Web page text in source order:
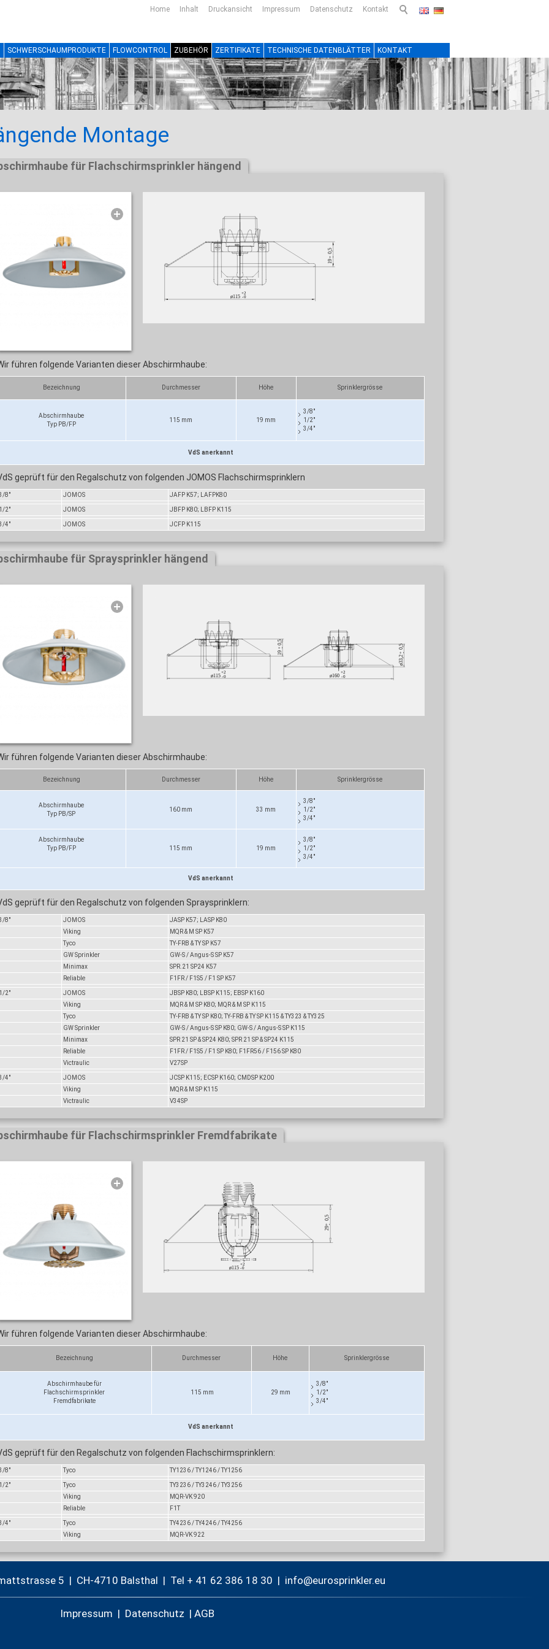
Kontakt
Datenschutz
Impressum
Druckansicht
Inhalt
Home
SCHWERSCHAUMPRODUKTE FLOWCONTROL ZUBEHÖR ZERTIFIKATE TECHNISCHE DATENBLÄTTER KONTAKT
Montage
für Flachschirmsprinkler hängend
führen folgende Varianten dieser Abschirmhaube:
Bezeichnung Durchmesser Höhe Sprinklergrösse
Abschirmhaube
Typ PB/FP
115 mm 19 mm
3/8"
1/2"
3/4"
VdS anerkannt
geprüft für den Regalschutz von folgenden JOMOS Flachschirmsprinklern
8" JOMOS JAFP K57; LAFPK80
2" JOMOS JBFP K80; LBFP K115
4" JOMOS JCFP K115
für Spraysprinkler hängend
führen folgende Varianten dieser Abschirmhaube:
Bezeichnung Durchmesser Höhe Sprinklergrösse
Abschirmhaube
Typ PB/SP
160 mm 33 mm
3/8"
1/2"
3/4"
Abschirmhaube
Typ PB/FP
115 mm 19 mm
3/8"
1/2"
3/4"
VdS anerkannt
geprüft für den Regalschutz von folgenden Spraysprinklern:
8" JOMOS
JASP K57; LASP K80
Viking
MQR & M SP K57
Tyco
TY-FRB & TY SP K57
GW Sprinkler
GW-S / Angus-S SP K57
Minimax
SPR.21 SP24 K57
Reliable
F1FR / F1S5 / F1 SP K57
2" JOMOS
JBSP K80; LBSP K115; EBSP K160
Viking
MQR & M SP K80; MQR & M SP K115
Tyco
TY-FRB & TY SP K80; TY-FRB & TY SP K115 & TY323 & TY325
GW Sprinkler
GW-S / Angus-S SP K80; GW-S / Angus-S SP K115
Minimax
SPR 21 SP & SP24 K80; SPR 21 SP & SP24 K115
Reliable
F1FR / F1S5 / F1 SP K80; F1FR56 / F156 SP K80
Victraulic
V27SP
4" JOMOS
JCSP K115; ECSP K160; CMDSP K200
Viking
MQR & M SP K115
Victraulic
V34SP
für Flachschirmsprinkler Fremdfabrikate
führen folgende Varianten dieser Abschirmhaube:
Bezeichnung Durchmesser Höhe Sprinklergrösse
Abschirmhaube für
Flachschirmsprinkler
Fremdfabrikate
115 mm 29 mm
3/8"
1/2"
3/4"
VdS anerkannt
geprüft für den Regalschutz von folgenden Flachschirmsprinklern:
8" Tyco TY1236 / TY1246 / TY1256
2" Tyco
TY3236 / TY3246 / TY3256
Viking
MQR-VK 920
Reliable
F1T
4" Tyco
TY4236 / TY4246 / TY4256
Viking
MQR-VK 922
5 | CH-4710 Balsthal | Tel + 41 62 386 18 30 | nf r spr nkl r
Impressum | Datenschutz | AGB